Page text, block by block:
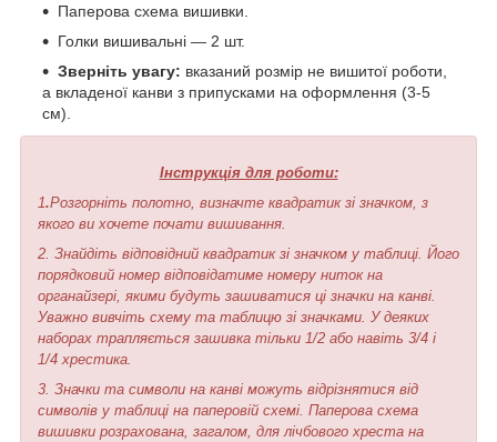
Паперова схема вишивки.
Голки вишивальні — 2 шт.
Зверніть увагу: вказаний розмір не вишитої роботи,
а вкладеної канви з припусками на оформлення (3-5
см).
Інструкція для роботи:
1.Розгорніть полотно, визначте квадратик зі значком, з
якого ви хочете почати вишивання.
2. Знайдіть відповідний квадратик зі значком у таблиці. Його
порядковий номер відповідатиме номеру ниток на
органайзері, якими будуть зашиватися ці значки на канві.
Уважно вивчіть схему та таблицю зі значками. У деяких
наборах трапляється зашивка тільки 1/2 або навіть 3/4 і
1/4 хрестика.
3. Значки та символи на канві можуть відрізнятися від
символів у таблиці на паперовій схемі. Паперова схема
вишивки розрахована, загалом, для лічбового хреста на